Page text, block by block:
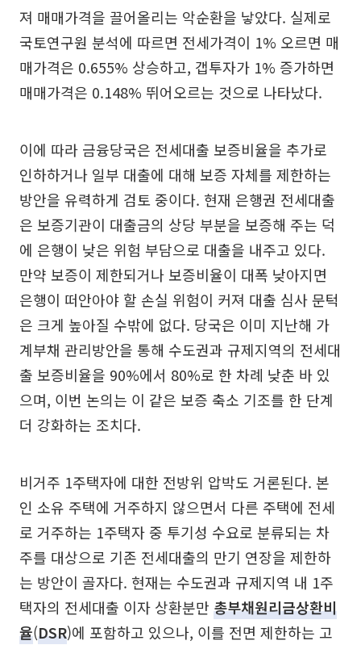
져 매매가격을 끌어올리는 악순환을 낳았다. 실제로
국토연구원 분석에 따르면 전세가격이 1% 오르면 매
매가격은 0.655% 상승하고, 갭투자가 1% 증가하면
매매가격은 0.148% 뛰어오르는 것으로 나타났다.
이에 따라 금융당국은 전세대출 보증비율을 추가로
인하하거나 일부 대출에 대해 보증 자체를 제한하는
방안을 유력하게 검토 중이다. 현재 은행권 전세대출
은 보증기관이 대출금의 상당 부분을 보증해 주는 덕
에 은행이 낮은 위험 부담으로 대출을 내주고 있다.
만약 보증이 제한되거나 보증비율이 대폭 낮아지면
은행이 떠안아야 할 손실 위험이 커져 대출 심사 문턱
은 크게 높아질 수밖에 없다. 당국은 이미 지난해 가
계부채 관리방안을 통해 수도권과 규제지역의 전세대
출 보증비율을 90%에서 80%로 한 차례 낮춘 바 있
으며, 이번 논의는 이 같은 보증 축소 기조를 한 단계
더 강화하는 조치다.
비거주 1주택자에 대한 전방위 압박도 거론된다. 본
인 소유 주택에 거주하지 않으면서 다른 주택에 전세
로 거주하는 1주택자 중 투기성 수요로 분류되는 차
주를 대상으로 기존 전세대출의 만기 연장을 제한하
는 방안이 골자다. 현재는 수도권과 규제지역 내 1주
택자의 전세대출 이자 상환분만 총부채원리금상환비
율(DSR)에 포함하고 있으나, 이를 전면 제한하는 고